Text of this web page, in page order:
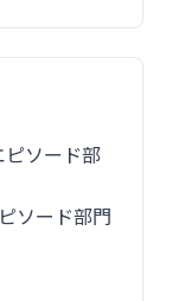
ソード部
ソード部門